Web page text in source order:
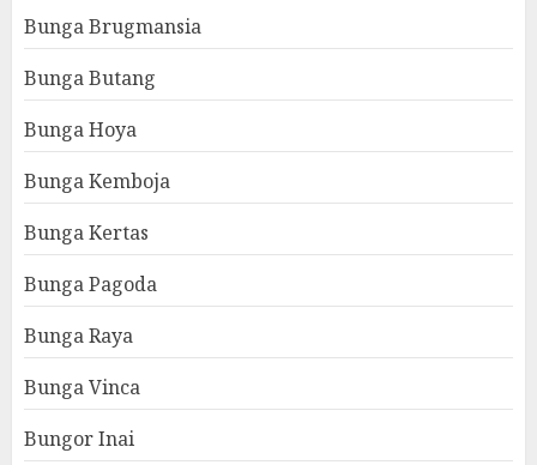
Bunga Brugmansia
Bunga Butang
Bunga Hoya
Bunga Kemboja
Bunga Kertas
Bunga Pagoda
Bunga Raya
Bunga Vinca
Bungor Inai